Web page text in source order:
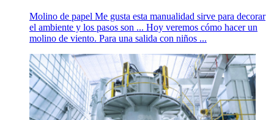
Molino de papel Me gusta esta manualidad sirve para decorar
el ambiente y los pasos son ... Hoy veremos cómo hacer un
molino de viento. Para una salida con niños ...